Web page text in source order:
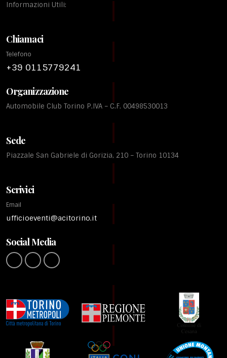
Informazioni Utili:
Chiamaci
Telefono
+39 0115779241
Organizzazione
Automobile Club Torino P.IVA – C.F. 00498530013
Sede
Piazzale San Gabriele di Gorizia, 210 – Torino 10134
Scrivici
Email
ufficioeventi@acitorino.it
Social Media